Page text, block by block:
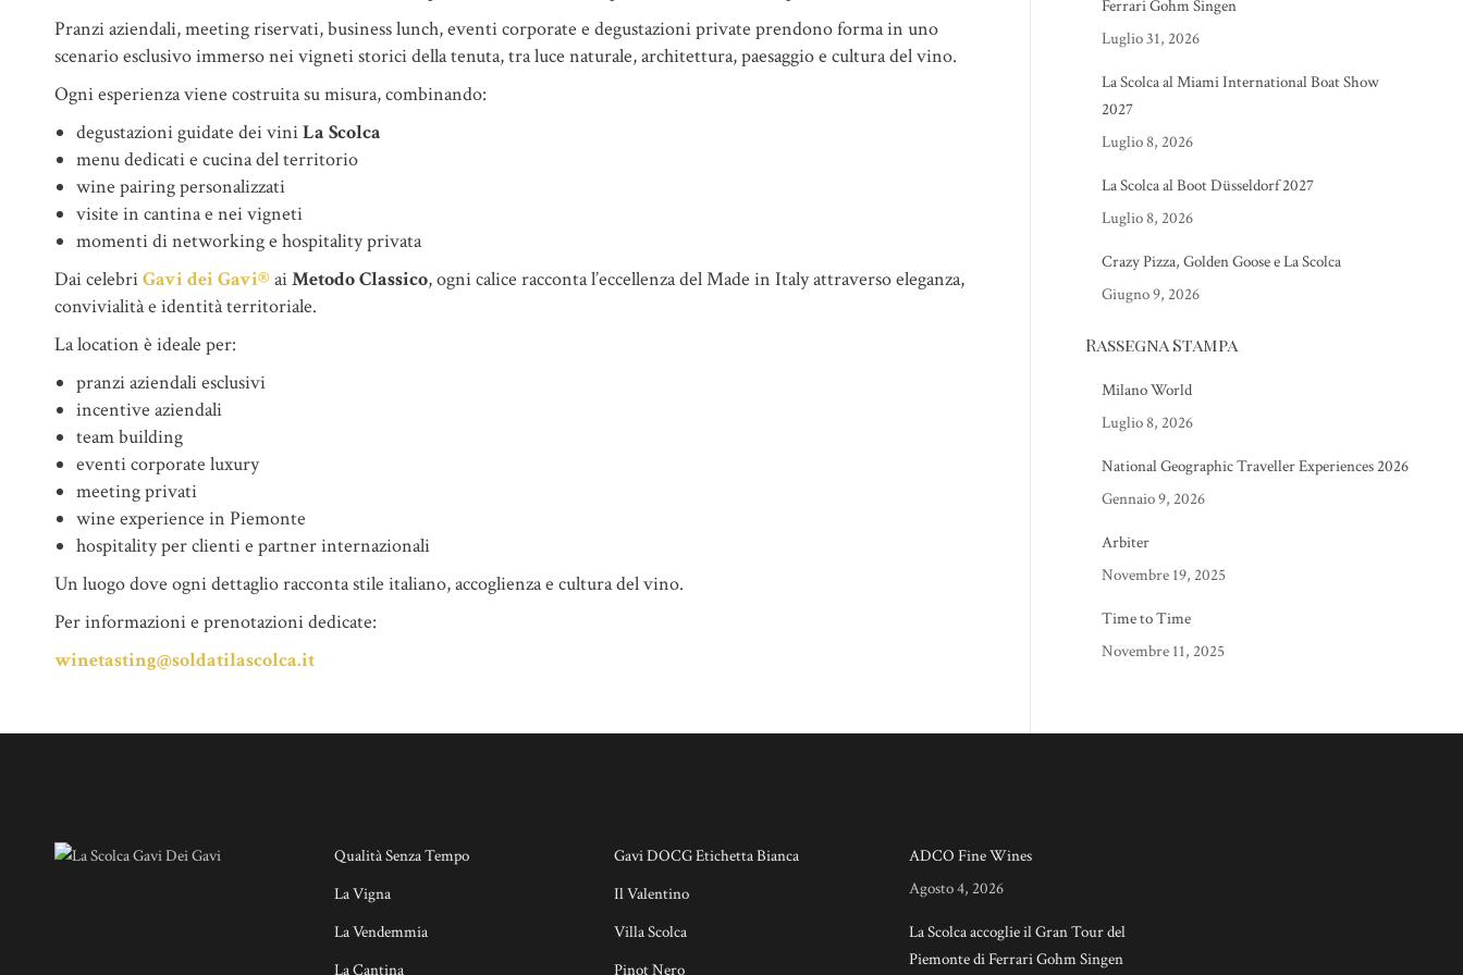
Pranzi aziendali, meeting riservati, business lunch, eventi corporate e degustazioni private prendono forma in uno
scenario esclusivo immerso nei vigneti storici della tenuta, tra luce naturale, architettura, paesaggio e cultura del vino.
Ogni esperienza viene costruita su misura, combinando:
degustazioni guidate dei viniLa Scolca
menu dedicati e cucina del territorio
wine pairing personalizzati
visite in cantina e nei vigneti
momenti di networking e hospitality privata
Dai celebriGavi dei Gavi® aiMetodo Classico, ogni calice racconta l’eccellenza del Made in Italy attraverso eleganza,
convivialità e identità territoriale.
La location è ideale per:
pranzi aziendali esclusivi
incentive aziendali
team building
eventi corporate luxury
meeting privati
wine experience in Piemonte
hospitality per clienti e partner internazionali
Un luogo dove ogni dettaglio racconta stile italiano, accoglienza e cultura del vino.
Per informazioni e prenotazioni dedicate:
winetasting@soldatilascolca.it
Ferrari Gohm Singen
Luglio 31, 2026
La Scolca al Miami International Boat Show
2027
Luglio 8, 2026
La Scolca al Boot Düsseldorf 2027
Luglio 8, 2026
Crazy Pizza, Golden Goose e La Scolca
Giugno 9, 2026
Rassegna Stampa
Milano World
Luglio 8, 2026
National Geographic Traveller Experiences 2026
Gennaio 9, 2026
Arbiter
Novembre 19, 2025
Time to Time
Novembre 11, 2025
Qualità Senza Tempo
La Vigna
La Vendemmia
La Cantina
Gavi DOCG Etichetta Bianca
Il Valentino
Villa Scolca
Pinot Nero
ADCO Fine Wines
Agosto 4, 2026
La Scolca accoglie il Gran Tour del
Piemonte di Ferrari Gohm Singen